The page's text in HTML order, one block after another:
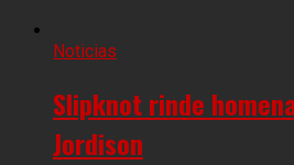
Noticias
Slipknot rinde
Jordison